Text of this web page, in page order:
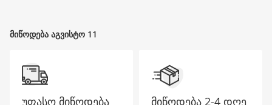
მიწოდება აგვისტო 11
უფასო მიწოდება მიწოდება 2-4 დღე